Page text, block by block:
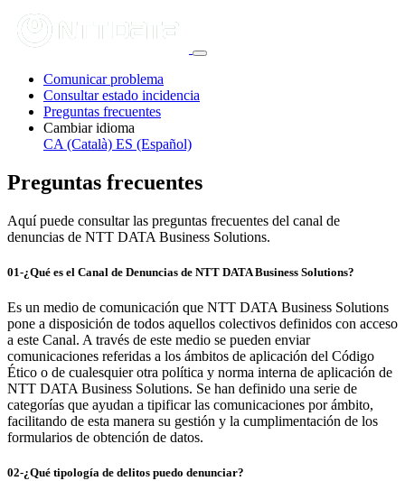
Comunicar problema
Consultar estado incidencia
Preguntas frecuentes
Cambiar idioma
CA (Català) ES (Español)
Preguntas frecuentes
Aquí puede consultar las preguntas frecuentes del canal de
denuncias de NTT DATA Business Solutions.
01-¿Qué es el Canal de Denuncias de NTT DATA Business Solutions?
Es un medio de comunicación que NTT DATA Business Solutions
pone a disposición de todos aquellos colectivos definidos con acceso
a este Canal. A través de este medio se pueden enviar
comunicaciones referidas a los ámbitos de aplicación del Código
Ético o de cualesquier otra política y norma interna de aplicación de
NTT DATA Business Solutions. Se han definido una serie de
categorías que ayudan a tipificar las comunicaciones por ámbito,
facilitando de esta manera su gestión y la cumplimentación de los
formularios de obtención de datos.
02-¿Qué tipología de delitos puedo denunciar?